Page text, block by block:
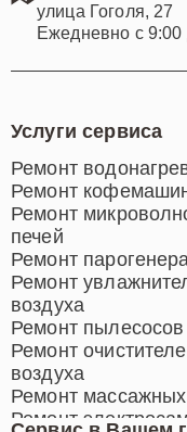
улица Гоголя, 27
Ежедневно с 9:00
Услуги сервиса
Ремонт
Ремонт
Ремонт
печей
Ремонт
Ремонт
воздуха
Ремонт пылесосов
Ремонт
воздуха
Ремонт массажных
Ремонт